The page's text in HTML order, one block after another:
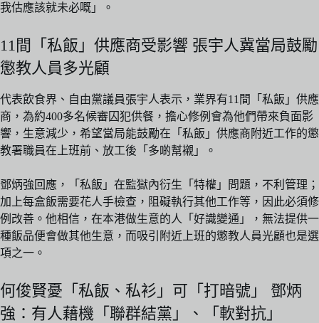
我估應該就未必嘅」。
11間「私飯」供應商受影響 張宇人冀當局鼓勵
懲教人員多光顧
代表飲食界、自由黨議員張宇人表示，業界有11間「私飯」供應
商，為約400多名候審囚犯供餐，擔心修例會為他們帶來負面影
響，生意減少，希望當局能鼓勵在「私飯」供應商附近工作的懲
教署職員在上班前、放工後「多啲幫襯」。
鄧炳強回應，「私飯」在監獄內衍生「特權」問題，不利管理；
加上每盒飯需要花人手檢查，阻礙執行其他工作等，因此必須修
例改善。他相信，在本港做生意的人「好識變通」，無法提供一
種飯品便會做其他生意，而吸引附近上班的懲教人員光顧也是選
項之一。
何俊賢憂「私飯、私衫」可「打暗號」 鄧炳
強：有人藉機「聯群結黨」、「軟對抗」